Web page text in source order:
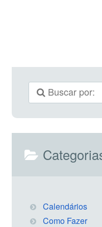
Calendários
Como Fazer